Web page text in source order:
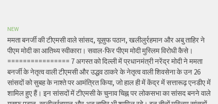
NEW
ममता बनर्जी की टीएमसी वाले सांसद, यूसुफ पठान, खलीलुर्रहमान और अबु ताहिर ने
पीएम मोदी का आतिथ्य स्वीकारा। सवाल-फिर पीएम मोदी मुस्लिम विरोधी कैसे।
================ 7 अगस्त को दिल्ली में प्रधानमंत्री नरेंद्र मोदी ने ममता
बनर्जी के नेतृत्व वाली टीएमसी और उद्धव ठाकरे के नेतृत्व वाली शिवसेना के उन 26
सांसदों को सुबह के नाश्ते पर आमंत्रित किया, जो हाल ही में केंद्र में सत्तारूढ़ एनडीए में
शामिल हुए हैं। इन सांसदों में टीएमसी के चुनाव चिह्न पर लोकसभा का सांसद बनने वाले